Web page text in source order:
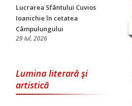
Lucrarea Sfântului Cuvios
Ioanichie în cetatea
Câmpulungului
29 Iul, 2026
Lumina literară şi
artistică